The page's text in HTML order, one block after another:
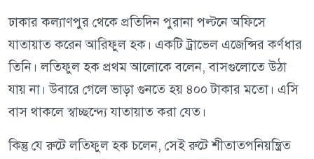
ঢাকার কল্যাণপুর থেকে প্রতিদিন পুরানা পল্টনে অফিসে
যাতায়াত করেন আরিফুল হক। একটি ট্রাভেল এজেন্সির কর্ণধার
তিনি। লতিফুল হক প্রথম আলোকে বলেন, বাসগুলোতে উঠা
যায় না। উবারে গেলে ভাড়া গুনতে হয় ৪০০ টাকার মতো। এসি
বাস থাকলে স্বাচ্ছন্দ্যে যাতায়াত করা যেত।
কিন্তু যে রুটে লতিফুল হক চলেন, সেই রুটে শীতাতপনিয়ন্ত্রিত